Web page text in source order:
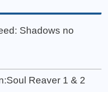
Shadows no
Reaver 1 & 2